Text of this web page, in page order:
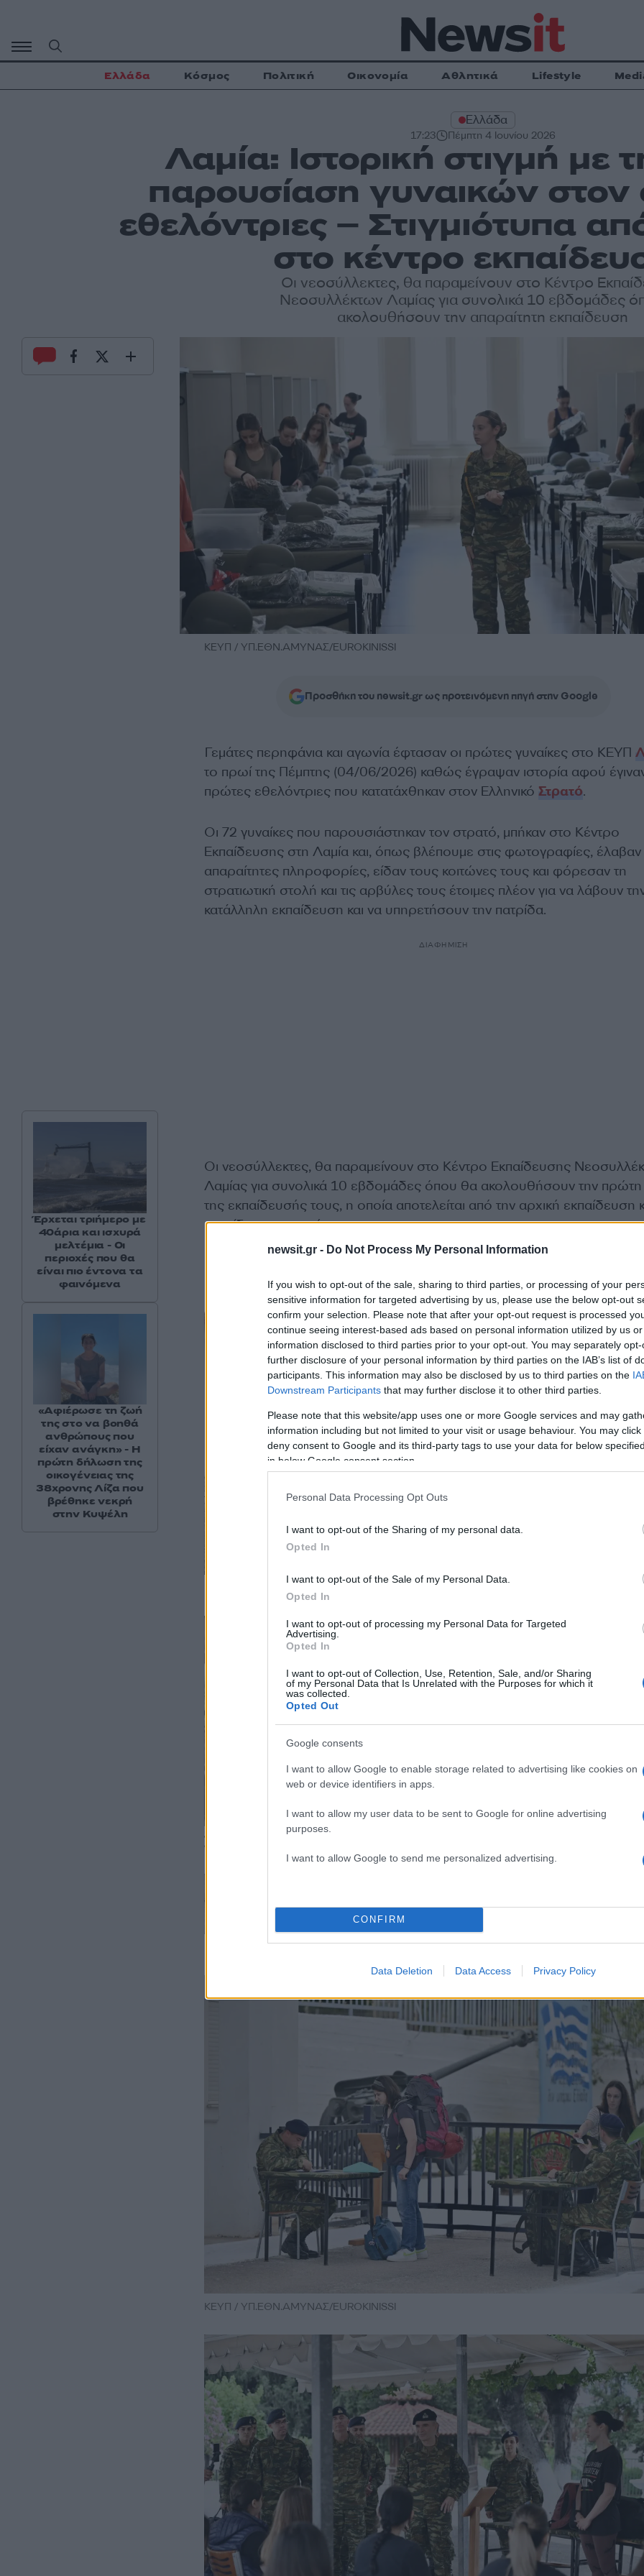
newsit.gr - Do Not Process My Personal Information
If you wish to opt-out of the sale, sharing to third parties, or processing of your
sensitive information for targeted advertising by us, please use the below opt-out
confirm your selection. Please note that after your opt-out request is processed
continue seeing interest-based ads based on personal information utilized by us
information disclosed to third parties prior to your opt-out. You may separately
further disclosure of your personal information by third parties on the IAB’s list of
participants. This information may also be disclosed by us to third parties on the
Downstream Participants that may further disclose it to other third parties.
Please note that this website/app uses one or more Google services and may
information including but not limited to your visit or usage behaviour. You may
deny consent to Google and its third-party tags to use your data for below
in below Google consent section.
Personal Data Processing Opt Outs
I want to opt-out of the Sharing of my personal data.
Opted In
I want to opt-out of the Sale of my Personal Data.
Opted In
I want to opt-out of processing my Personal Data for Targeted
Advertising.
Opted In
I want to opt-out of Collection, Use, Retention, Sale, and/or Sharing
of my Personal Data that Is Unrelated with the Purposes for which it
was collected.
Opted Out
Google consents
I want to allow Google to enable storage related to advertising like cookies on
web or device identifiers in apps.
I want to allow my user data to be sent to Google for online advertising
purposes.
I want to allow Google to send me personalized advertising.
CONFIRM
Data Deletion Data Access Privacy Policy
περιεχόμενο
Ελλάδα Κόσμος Πολιτική Οικονομία Αθλητικά Lifestyle
Ελλάδα
17:23 Πέμπτη 4 Ιουνίου 2026
Λαμία: Ιστορική στιγμή με
παρουσίαση γυναικών στον
εθελόντριες – Στιγμιότυπα
στο κέντρο
Οι νεοσύλλεκτες, θα παραμείνουν στο Κέντρο
Νεοσυλλέκτων Λαμίας για συνολικά 10 εβδομάδες
ακολουθήσουν την απαραίτητη εκπαίδευση
ΚΕΥΠ / ΥΠ.ΕΘΝ.ΑΜΥΝΑΣ/EUROKINISSI
Προσθήκη του newsit.gr ως προτεινόμενη πηγή στην Google
Γεμάτες περηφάνια και αγωνία έφτασαν οι πρώτες γυναίκες στο ΚΕΥΠ
το πρωί της Πέμπτης (04/06/2026) καθώς έγραψαν ιστορία αφού
πρώτες εθελόντριες που κατατάχθηκαν στον Ελληνικό Στρατό.
Οι 72 γυναίκες που παρουσιάστηκαν τον στρατό, μπήκαν στο Κέντρο
Εκπαίδευσης στη Λαμία και, όπως βλέπουμε στις φωτογραφίες, έλαβαν
απαραίτητες πληροφορίες, είδαν τους κοιτώνες τους και φόρεσαν τη
στρατιωτική στολή και τις αρβύλες τους έτοιμες πλέον για να λάβουν
κατάλληλη εκπαίδευση και να υπηρετήσουν την πατρίδα.
ΔΙΑΦΗΜΙΣΗ
Οι νεοσύλλεκτες, θα παραμείνουν στο Κέντρο Εκπαίδευσης
Λαμίας για συνολικά 10 εβδομάδες όπου θα ακολουθήσουν την
της εκπαίδευσής τους, η οποία αποτελείται από την αρχική εκπαίδευση
εκπαίδευση μαχητή.
ΚΕΥΠ / ΥΠ.ΕΘΝ.ΑΜΥΝΑΣ/EUROKINISSI
KEΥΠ / ΥΠ.ΕΘΝ.ΑΜΥΝΑΣ/EUROKINISSI
ΚΕΥΠ / ΥΠ.ΕΘΝ.ΑΜΥΝΑΣ/EUROKINISSI
Έρχεται τριήμερο με
40άρια και ισχυρά
μελτέμια - Οι
περιοχές που θα
είναι πιο έντονα τα
φαινόμενα
«Αφιέρωσε τη ζωή
της στο να βοηθά
ανθρώπους που
είχαν ανάγκη» - Η
πρώτη δήλωση της
οικογένειας της
38χρονης Λίζα που
βρέθηκε νεκρή
στην Κυψέλη